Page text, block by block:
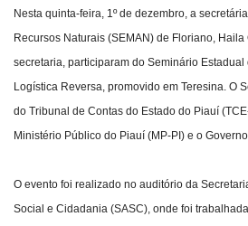
Nesta quinta-feira, 1º de dezembro, a
Recursos Naturais (SEMAN) de Floriano,
secretaria, participaram do Seminário
Logística Reversa, promovido em Teresina. O
do Tribunal de Contas do Estado do Piauí
Ministério Público do Piauí (MP-PI) e o
O evento foi realizado no auditório da
Social e Cidadania (SASC), onde foi